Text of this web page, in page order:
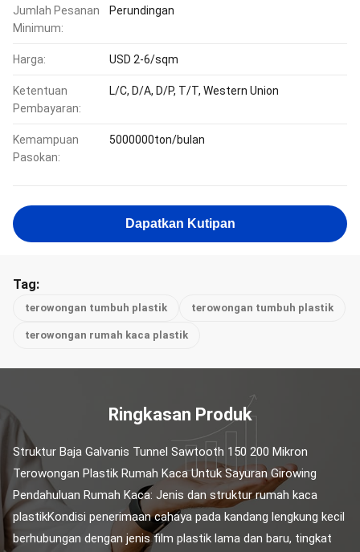
Jumlah Pesanan
Minimum:
Perundingan
Harga: USD 2-6/sqm
Ketentuan
Pembayaran:
L/C, D/A, D/P, T/T, Western Union
Kemampuan
Pasokan:
5000000ton/bulan
Dapatkan Kutipan
Tag:
terowongan tumbuh plastik terowongan tumbuh plastik
terowongan rumah kaca plastik
Ringkasan Produk
Struktur Baja Galvanis Tunnel Sawtooth 150 200 Mikron
Terowongan Plastik Rumah Kaca Untuk Sayuran Girowing
Pendahuluan Rumah Kaca: Jenis dan struktur rumah kaca
plastikKondisi penerimaan cahaya pada kandang lengkung kecil
berhubungan dengan jenis film plastik lama dan baru, tingkat